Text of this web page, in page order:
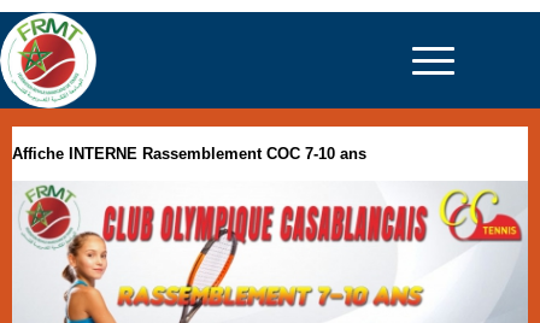
Affiche INTERNE Rassemblement COC 7-10 ans